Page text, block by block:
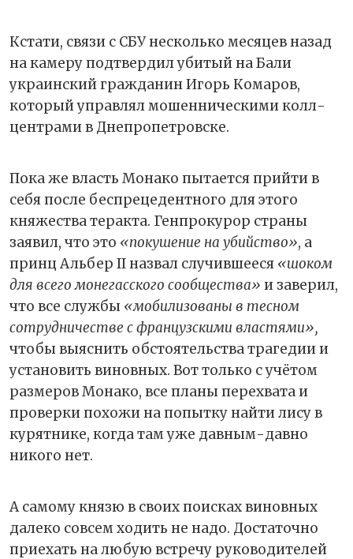
Кстати, связи с СБУ несколько месяцев назад
на камеру подтвердил убитый на Бали
украинский гражданин Игорь Комаров,
который управлял мошенническими колл-
центрами в Днепропетровске.
Пока же власть Монако пытается прийти в
себя после беспрецедентного для этого
княжества теракта. Генпрокурор страны
заявил, что это «покушение на убийство», а
принц Альбер II назвал случившееся «шоком
для всего монегасского сообщества» и заверил,
что все службы «мобилизованы в тесном
сотрудничестве с французскими властями»,
чтобы выяснить обстоятельства трагедии и
установить виновных. Вот только с учётом
размеров Монако, все планы перехвата и
проверки похожи на попытку найти лису в
курятнике, когда там уже давным-давно
никого нет.
А самому князю в своих поисках виновных
далеко совсем ходить не надо. Достаточно
приехать на любую встречу руководителей